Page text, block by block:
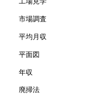
市場調査
平均月収
平面図
年収
廃掃法